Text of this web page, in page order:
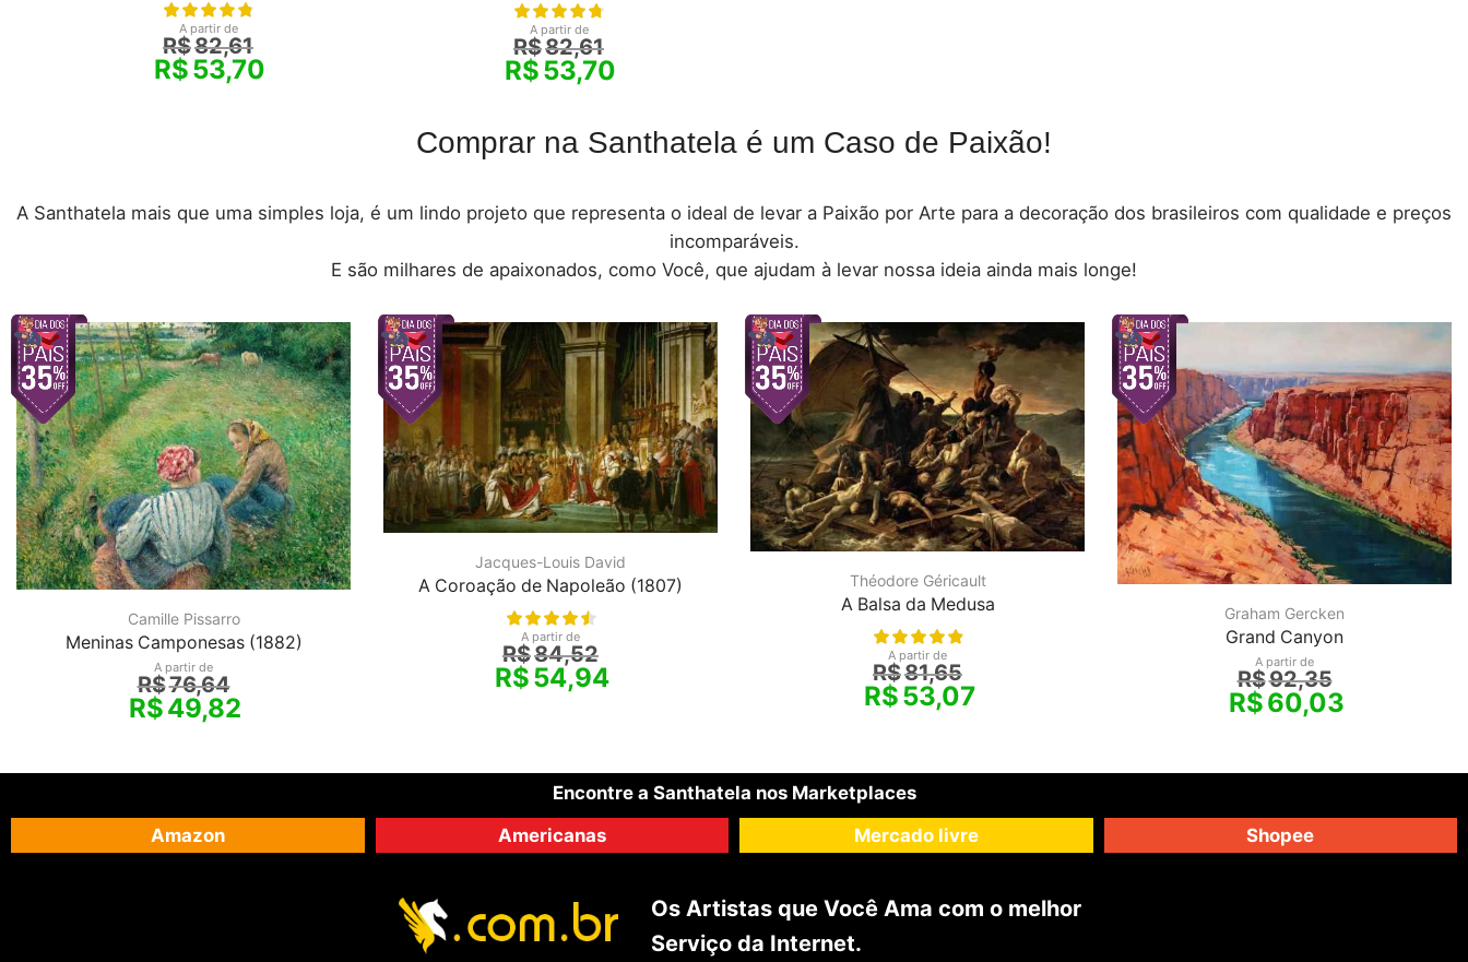
A partir de
R$82,61
R$53,70
A partir de
R$82,61
R$53,70
Comprar na Santhatela é um Caso de Paixão!
A Santhatela mais que uma simples loja, é um lindo projeto que representa o ideal de levar a Paixão por Arte para a decoração dos brasileiros com qualidade e preços
incomparáveis.
E são milhares de apaixonados, como Você, que ajudam à levar nossa ideia ainda mais longe!
Camille Pissarro
Meninas Camponesas (1882)
A partir de
R$76,64
R$49,82
Jacques-Louis David
A Coroação de Napoleão (1807)
A partir de
R$84,52
R$54,94
Théodore Géricault
A Balsa da Medusa
A partir de
R$81,65
R$53,07
Graham Gercken
Grand Canyon
A partir de
R$92,35
R$60,03
Encontre a Santhatela nos Marketplaces
Amazon
Americanas Mercado livre Shopee
Os Artistas que Você Ama com o melhor
Serviço da Internet.